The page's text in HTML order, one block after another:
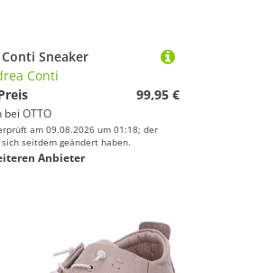
Sneaker
Conti
99,95 €
bei OTTO
am 09.08.2026 um 01:18; der
sich seitdem geändert haben.
Anbieter